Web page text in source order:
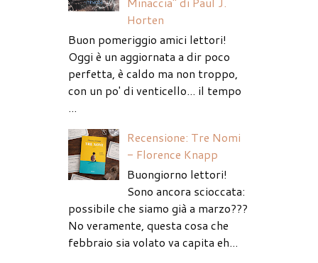
Horten
Buon pomeriggio amici lettori!
Oggi è un aggiornata a dir poco
perfetta, è caldo ma non troppo,
con un po' di venticello... il tempo
...
Recensione: Tre Nomi
- Florence Knapp
Buongiorno lettori!
Sono ancora scioccata:
possibile che siamo già a marzo???
No veramente, questa cosa che
febbraio sia volato va capita eh...